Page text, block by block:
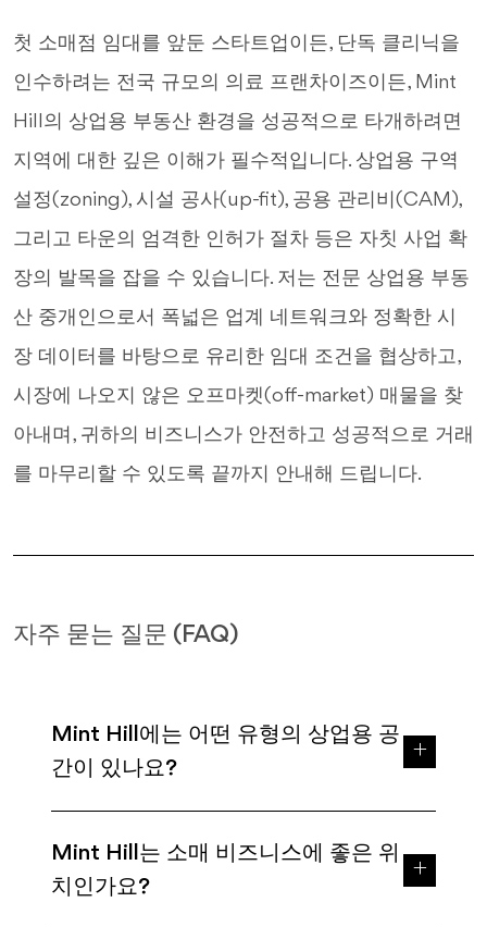
첫 소매점 임대를 앞둔 스타트업이든, 단독 클리닉을
인수하려는 전국 규모의 의료 프랜차이즈이든, Mint
Hill의 상업용 부동산 환경을 성공적으로 타개하려면
지역에 대한 깊은 이해가 필수적입니다. 상업용 구역
설정(zoning), 시설 공사(up-fit), 공용 관리비(CAM),
그리고 타운의 엄격한 인허가 절차 등은 자칫 사업 확
장의 발목을 잡을 수 있습니다. 저는 전문 상업용 부동
산 중개인으로서 폭넓은 업계 네트워크와 정확한 시
장 데이터를 바탕으로 유리한 임대 조건을 협상하고,
시장에 나오지 않은 오프마켓(off-market) 매물을 찾
아내며, 귀하의 비즈니스가 안전하고 성공적으로 거래
를 마무리할 수 있도록 끝까지 안내해 드립니다.
자주 묻는 질문 (FAQ)
Mint Hill에는 어떤 유형의 상업용 공
간이 있나요?
Mint Hill는 소매 비즈니스에 좋은 위
치인가요?